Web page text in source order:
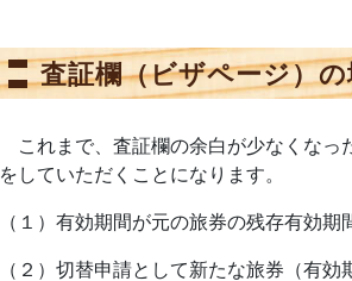
査証欄（ビザページ）
これまで、査証欄の余白が少なくなっ
をしていただくことになります。
（１）有効期間が元の旅券の残存有効
（２）切替申請として新たな旅券（有効